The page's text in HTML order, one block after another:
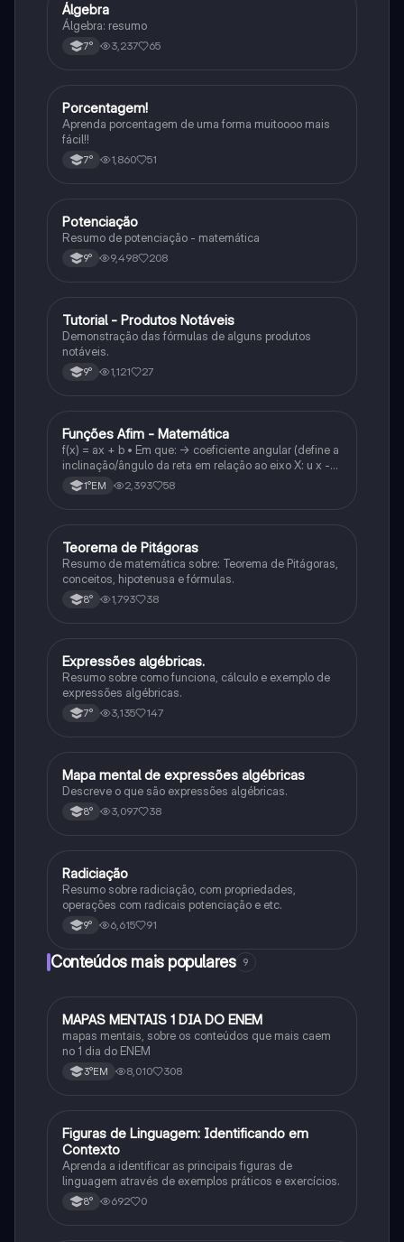
Matematica
Álgebra
Álgebra: resumo
7° 3,237 65
Matematica
Porcentagem!
Aprenda porcentagem de uma forma muitoooo mais
fácil!!
7° 1,860 51
Matematica
Potenciação
Resumo de potenciação - matemática
9° 9,498 208
Matematica
Tutorial - Produtos Notáveis
Demonstração das fórmulas de alguns produtos
notáveis.
9° 1,121 27
Matematica
Funções Afim - Matemática
f(x) = ax + b • Em que: -> coeficiente angular (define a
inclinação/ângulo da reta em relação ao eixo X: u x -
variável: a b → coeficiente linear (valor que corta o
eixo y).
1°EM 2,393 58
Matematica
Teorema de Pitágoras
Resumo de matemática sobre: Teorema de Pitágoras,
conceitos, hipotenusa e fórmulas.
8° 1,793 38
Matematica
Expressões algébricas.
Resumo sobre como funciona, cálculo e exemplo de
expressões algébricas.
7° 3,135 147
Matematica
Mapa mental de expressões algébricas
Descreve o que são expressões algébricas.
8° 3,097 38
Matematica
Radiciação
Resumo sobre radiciação, com propriedades,
operações com radicais potenciação e etc.
9° 6,615 91
Conteúdos mais populares 9
Português
MAPAS MENTAIS 1 DIA DO ENEM
mapas mentais, sobre os conteúdos que mais caem
no 1 dia do ENEM
3°EM 8,010 308
FPortuguês
Figuras de Linguagem: Identificando em
Contexto
Aprenda a identificar as principais figuras de
linguagem através de exemplos práticos e exercícios.
8° 692 0